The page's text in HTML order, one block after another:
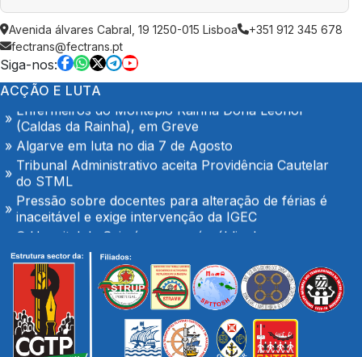
Avenida álvares Cabral, 19 1250-015 Lisboa
+351 912 345 678
fectrans@fectrans.pt
Siga-nos:
ACÇÃO E LUTA
AGOSTO é também de denúncia pública e de
exigência: mais profissionais de saúde, mais
condições de trabalho e mais SNS
Trabalhadores da Super Bock conquistam aumento
salarial
(Caldas da Rainha), em Greve
Algarve em luta no dia 7 de Agosto
Tribunal Administrativo aceita Providência Cautelar
do STML
Pressão sobre docentes para alteração de férias é
inaceitável e exige intervenção da IGEC
O Hospital de Seia é nosso e é público!
Secretário-geral da CGTP-IN com os trabalhadores
da Casco Pet
Portaria de extensão do Contrato Colectivo de
Trabalho Vertical no sector de mercadorias
FENPROF considera inaceitável o modelo de
pagamento imposto aos professores classificadores